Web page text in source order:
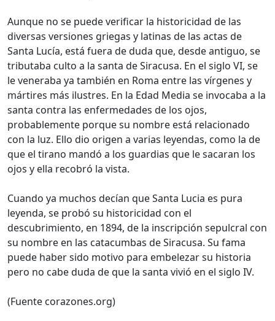
Aunque no se puede verificar la historicidad de las
diversas versiones griegas y latinas de las actas de
Santa Lucía, está fuera de duda que, desde antiguo, se
tributaba culto a la santa de Siracusa. En el siglo VI, se
le veneraba ya también en Roma entre las vírgenes y
mártires más ilustres. En la Edad Media se invocaba a la
santa contra las enfermedades de los ojos,
probablemente porque su nombre está relacionado
con la luz. Ello dio origen a varias leyendas, como la de
que el tirano mandó a los guardias que le sacaran los
ojos y ella recobró la vista.
Cuando ya muchos decían que Santa Lucia es pura
leyenda, se probó su historicidad con el
descubrimiento, en 1894, de la inscripción sepulcral con
su nombre en las catacumbas de Siracusa. Su fama
puede haber sido motivo para embelezar su historia
pero no cabe duda de que la santa vivió en el siglo IV.
(Fuente corazones.org)